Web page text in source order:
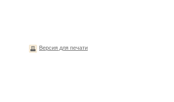
Версия для печати